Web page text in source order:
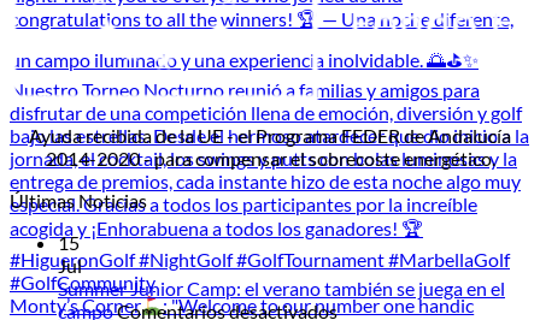
Monty’s Corner : "Welcome to our number one handic
Ayuda recibida de la UE - el Programa FEDER de Andalucía
2014-2020 - para compensar el sobrecoste energético.
Últimas Noticias
15
Jul
Summer Junior Camp: el verano también se juega en el
campoComentarios desactivadosen